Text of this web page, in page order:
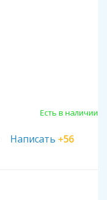
Есть в наличии
Написать +56